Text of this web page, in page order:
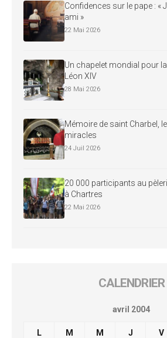
Confidences sur le pape : «
ami »
22 Mai 2026
Un chapelet mondial pour
Léon XIV
28 Mai 2026
Mémoire de saint Charbel,
miracles
24 Juil 2026
20 000 participants au
à Chartres
22 Mai 2026
CALENDRIER
avril 2004
L M M J V